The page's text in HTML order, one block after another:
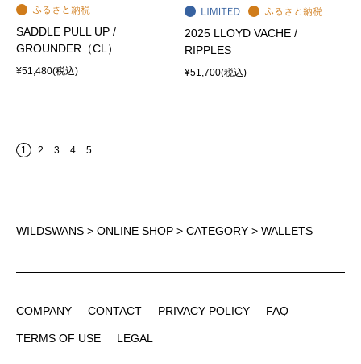
SADDLE PULL UP /
GROUNDER（CL）
¥51,480(税込)
2025 LLOYD VACHE /
RIPPLES
¥51,700(税込)
1 2 3 4 5
WILDSWANS > ONLINE SHOP > CATEGORY > WALLETS
COMPANY
CONTACT
PRIVACY POLICY
FAQ
TERMS OF USE
LEGAL